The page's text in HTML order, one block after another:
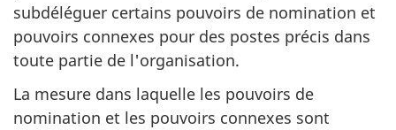
subdéléguer certains pouvoirs de nomination et
pouvoirs connexes pour des postes précis dans
toute partie de l'organisation.
La mesure dans laquelle les pouvoirs de
nomination et les pouvoirs connexes sont